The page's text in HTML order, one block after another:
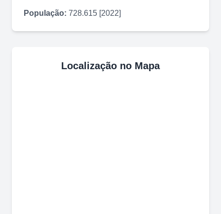
População: 728.615 [2022]
Localização no Mapa